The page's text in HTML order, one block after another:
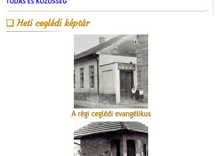
Heti ceglédi képtárNévtábla a dr. Gombos
Lajos utcából
A régi ceglédi evangélikus
iskola